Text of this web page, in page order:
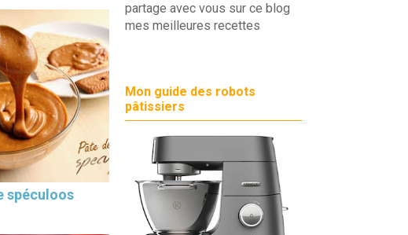
spéculoos
partage avec vous sur ce blog
mes meilleures recettes
Mon guide des robots
pâtissiers
×